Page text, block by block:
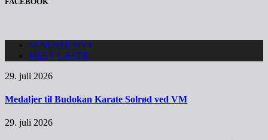
SENESTE NYT
MEST LÆSTE
29. juli 2026
Medaljer til Budokan Karate Solrød ved VM
29. juli 2026